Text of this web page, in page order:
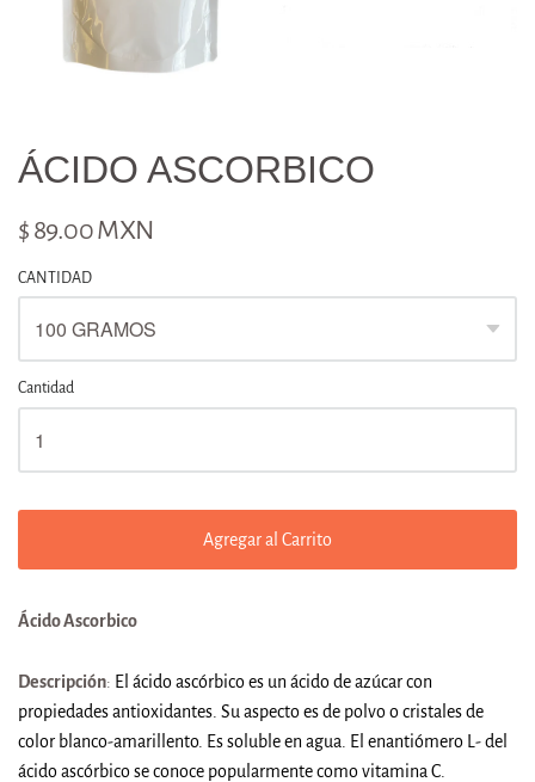
ÁCIDO ASCORBICO
$ 89.00 MXN
CANTIDAD
Cantidad
Agregar al Carrito
Ácido Ascorbico
Descripción: El ácido ascórbico es un ácido de azúcar con
propiedades antioxidantes. Su aspecto es de polvo o cristales de
color blanco-amarillento. Es soluble en agua. El enantiómero L- del
ácido ascórbico se conoce popularmente como vitamina C.